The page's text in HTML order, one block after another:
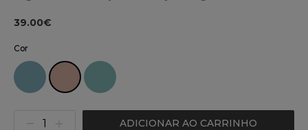
39.00€
Cor
ADICIONAR AO CARRINHO